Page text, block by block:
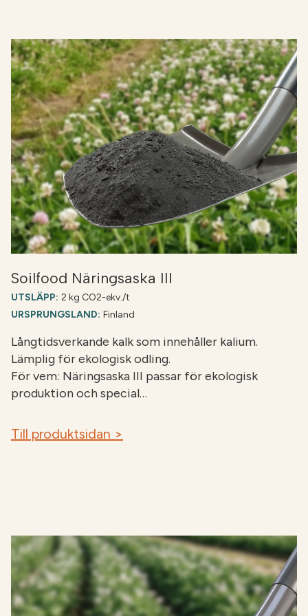
och blir tillgänglig för växterna med tiden. En
mycket liten del av denna mängd är restfosfor,
som inte alls är tillgänglig för växterna.
Soilfood Näringsaska III
UTSLÄPP: 2 kg CO2-ekv./t
URSPRUNGSLAND: Finland
Långtidsverkande kalk som innehåller kalium.
Lämplig för ekologisk odling.
För vem: Näringsaska III passar för ekologisk
produktion och special…
Till produktsidan >